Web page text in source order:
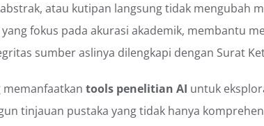
atau kutipan langsung tidak mengubah
fokus pada akurasi akademik, membantu
sumber aslinya dilengkapi dengan Surat
memanfaatkan tools penelitian AI untuk
tinjauan pustaka yang tidak hanya